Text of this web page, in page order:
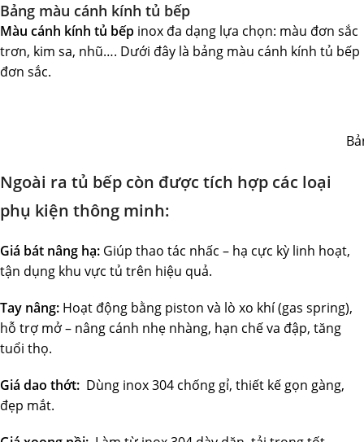
Bảng màu cánh kính tủ bếp
Màu cánh kính tủ bếp inox đa dạng lựa chọn: màu đơn sắc
trơn, kim sa, nhũ…. Dưới đây là bảng màu cánh kính tủ bếp
đơn sắc.
Ngoài ra tủ bếp còn được tích hợp các loại
phụ kiện thông minh:
Giá bát nâng hạ: Giúp thao tác nhấc – hạ cực kỳ linh hoạt,
tận dụng khu vực tủ trên hiệu quả.
Tay nâng: Hoạt động bằng piston và lò xo khí (gas spring),
hỗ trợ mở – nâng cánh nhẹ nhàng, hạn chế va đập, tăng
tuổi thọ.
Giá dao thớt: Dùng inox 304 chống gỉ, thiết kế gọn gàng,
đẹp mắt.